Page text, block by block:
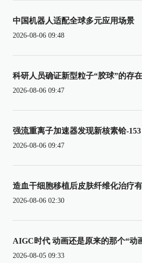
中国机器人适配全球多元应用场景
2026-08-06 09:48
科研人员确证新型粒子“胶球”的存在
2026-08-06 09:47
强流重离子加速器发现新核素铪-153
2026-08-06 09:47
造血干细胞移植后皮肤纤维化治疗
2026-08-06 02:30
AIGC时代 动画还是原来的那个“动
2026-08-05 09:33